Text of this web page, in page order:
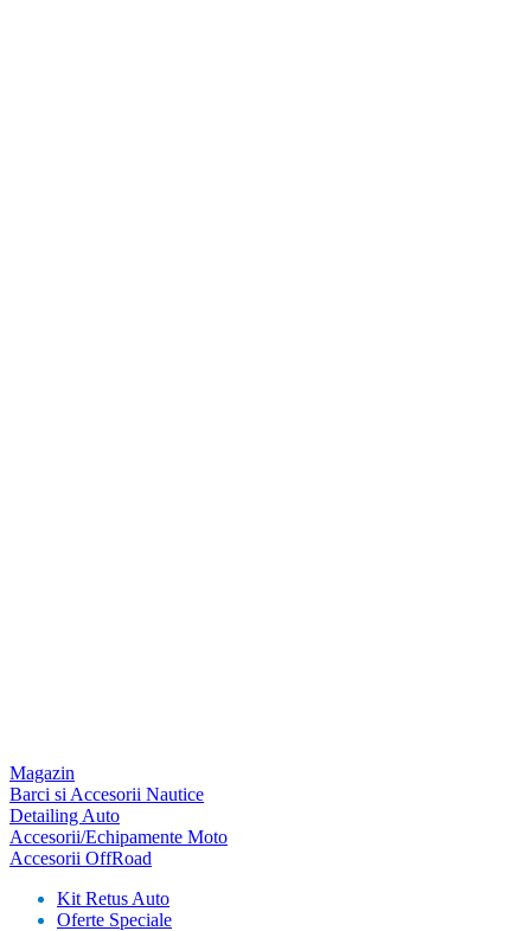
Magazin
Barci si Accesorii Nautice
Detailing Auto
Accesorii/Echipamente Moto
Accesorii OffRoad
Kit Retus Auto
Oferte Speciale